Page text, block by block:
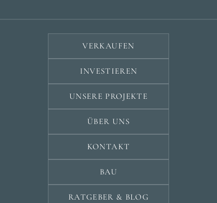
VERKAUFEN
INVESTIEREN
UNSERE PROJEKTE
ÜBER UNS
KONTAKT
BAU
RATGEBER & BLOG